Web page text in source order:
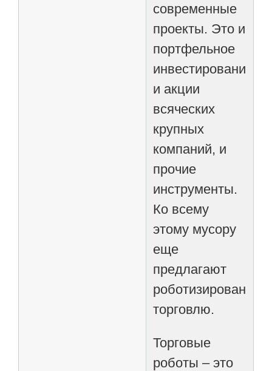
современные
проекты. Это и
портфельное
инвестирование,
и акции
всяческих
крупных
компаний, и
прочие
инструменты.
Ко всему
этому мусору
еще
предлагают
роботизированную
торговлю.
Торговые
роботы – это